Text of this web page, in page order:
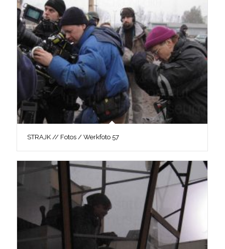
STRAJK // Fotos / Werkfoto 57